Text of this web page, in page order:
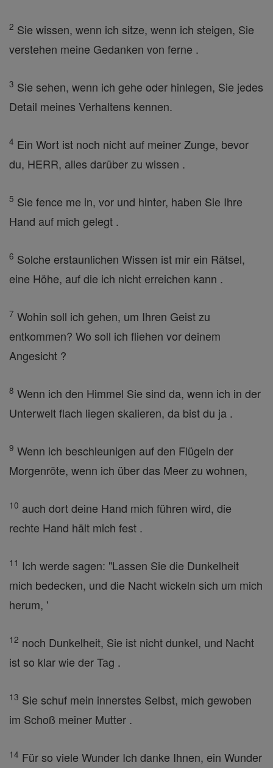
2 Sie wissen, wenn ich sitze, wenn ich steigen, Sie
verstehen meine Gedanken von ferne .
3 Sie sehen, wenn ich gehe oder hinlegen, Sie jedes
Detail meines Verhaltens kennen.
4 Ein Wort ist noch nicht auf meiner Zunge, bevor
du, HERR, alles darüber zu wissen .
5 Sie fence me in, vor und hinter, haben Sie Ihre
Hand auf mich gelegt .
6 Solche erstaunlichen Wissen ist mir ein Rätsel,
eine Höhe, auf die ich nicht erreichen kann .
7 Wohin soll ich gehen, um Ihren Geist zu
entkommen? Wo soll ich fliehen vor deinem
Angesicht ?
8 Wenn ich den Himmel Sie sind da, wenn ich in der
Unterwelt flach liegen skalieren, da bist du ja .
9 Wenn ich beschleunigen auf den Flügeln der
Morgenröte, wenn ich über das Meer zu wohnen,
10 auch dort deine Hand mich führen wird, die
rechte Hand hält mich fest .
11 Ich werde sagen: "Lassen Sie die Dunkelheit
mich bedecken, und die Nacht wickeln sich um mich
herum, '
12 noch Dunkelheit, Sie ist nicht dunkel, und Nacht
ist so klar wie der Tag .
13 Sie schuf mein innerstes Selbst, mich gewoben
im Schoß meiner Mutter .
14 Für so viele Wunder Ich danke Ihnen, ein Wunder